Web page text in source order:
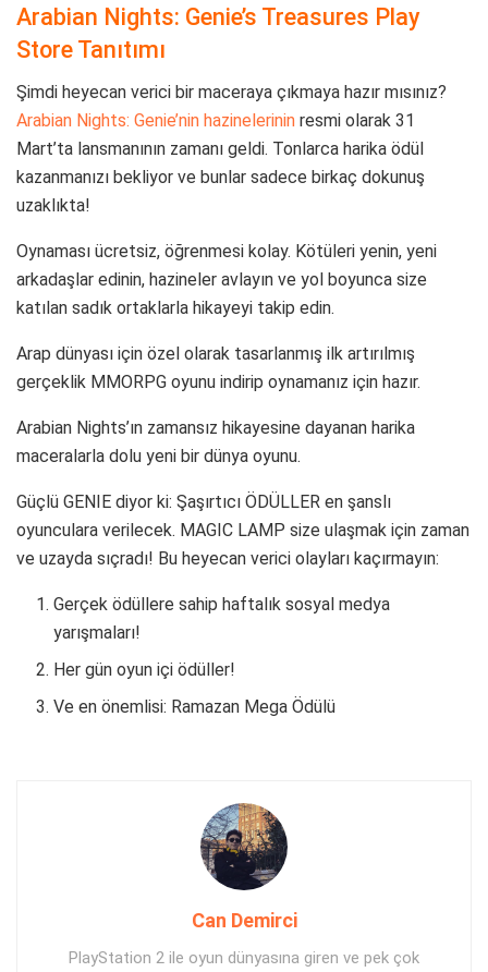
Arabian Nights: Genie’s Treasures Play
Store Tanıtımı
Şimdi heyecan verici bir maceraya çıkmaya hazır mısınız?
Arabian Nights: Genie’nin hazinelerinin resmi olarak 31
Mart’ta lansmanının zamanı geldi. Tonlarca harika ödül
kazanmanızı bekliyor ve bunlar sadece birkaç dokunuş
uzaklıkta!
Oynaması ücretsiz, öğrenmesi kolay. Kötüleri yenin, yeni
arkadaşlar edinin, hazineler avlayın ve yol boyunca size
katılan sadık ortaklarla hikayeyi takip edin.
Arap dünyası için özel olarak tasarlanmış ilk artırılmış
gerçeklik MMORPG oyunu indirip oynamanız için hazır.
Arabian Nights’ın zamansız hikayesine dayanan harika
maceralarla dolu yeni bir dünya oyunu.
Güçlü GENIE diyor ki: Şaşırtıcı ÖDÜLLER en şanslı
oyunculara verilecek. MAGIC LAMP size ulaşmak için zaman
ve uzayda sıçradı! Bu heyecan verici olayları kaçırmayın:
Gerçek ödüllere sahip haftalık sosyal medya
yarışmaları!
Her gün oyun içi ödüller!
Ve en önemlisi: Ramazan Mega Ödülü
Can Demirci
PlayStation 2 ile oyun dünyasına giren ve pek çok